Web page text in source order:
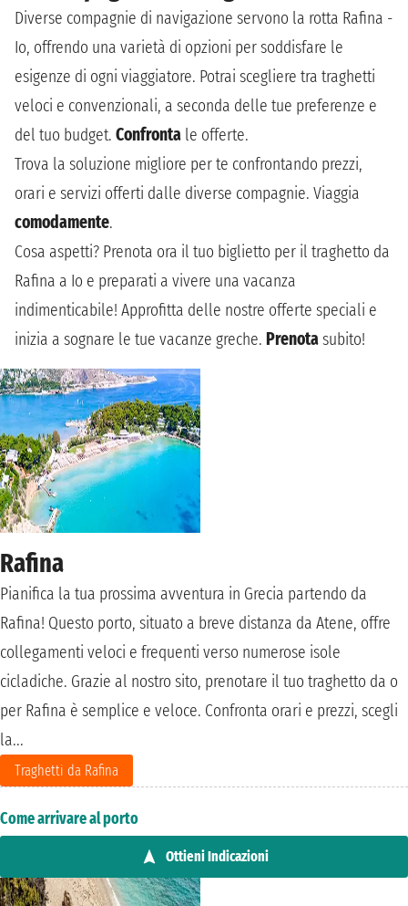
Diverse compagnie di navigazione servono la rotta Rafina -
Io, offrendo una varietà di opzioni per soddisfare le
esigenze di ogni viaggiatore. Potrai scegliere tra traghetti
veloci e convenzionali, a seconda delle tue preferenze e
del tuo budget. Confronta le offerte.
Trova la soluzione migliore per te confrontando prezzi,
orari e servizi offerti dalle diverse compagnie. Viaggia
comodamente.
Cosa aspetti? Prenota ora il tuo biglietto per il traghetto da
Rafina a Io e preparati a vivere una vacanza
indimenticabile! Approfitta delle nostre offerte speciali e
inizia a sognare le tue vacanze greche. Prenotasubito!
Rafina
Pianifica la tua prossima avventura in Grecia partendo da
Rafina! Questo porto, situato a breve distanza da Atene, offre
collegamenti veloci e frequenti verso numerose isole
cicladiche. Grazie al nostro sito, prenotare il tuo traghetto da o
per Rafina è semplice e veloce. Confronta orari e prezzi, scegli
la...
Traghetti da Rafina
Come arrivare al porto
Ottieni Indicazioni